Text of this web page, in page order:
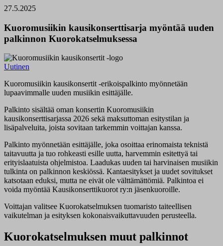
27.5.2025
Kuoromusiikin kausikonserttisarja myöntää uuden
palkinnon Kuorokatselmuksessa
Uutinen
Kuoromusiikin kausikonsertit -erikoispalkinto myönnetään
lupaavimmalle uuden musiikin esittäjälle.
Palkinto sisältää oman konsertin Kuoromusiikin
kausikonserttisarjassa 2026 sekä maksuttoman esitystilan ja
lisäpalveluita, joista sovitaan tarkemmin voittajan kanssa.
Palkinto myönnetään esittäjälle, joka osoittaa erinomaista teknistä
taitavuutta ja tuo rohkeasti esille uutta, harvemmin esitettyä tai
erityislaatuista ohjelmistoa. Laadukas uuden tai harvinaisen musiikin
tulkinta on palkinnon keskiössä. Kantaesitykset ja uudet sovitukset
katsotaan eduksi, mutta ne eivät ole välttämättömiä. Palkintoa ei
voida myöntää Kausikonserttikuorot ry:n jäsenkuoroille.
Voittajan valitsee Kuorokatselmuksen tuomaristo taiteellisen
vaikutelman ja esityksen kokonaisvaikuttavuuden perusteella.
Kuorokatselmuksen muut palkinnot